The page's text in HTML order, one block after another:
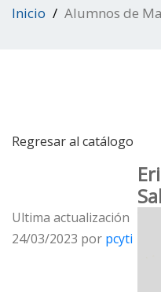
Inicio Alumnos de
Regresar al catálogo
Ultima actualización
24/03/2023 por pcyti